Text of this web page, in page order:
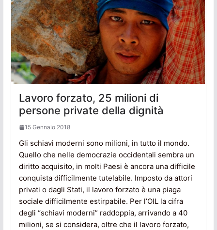
Lavoro forzato, 25 milioni di
persone private della dignità
15 Gennaio 2018
Gli schiavi moderni sono milioni, in tutto il mondo.
Quello che nelle democrazie occidentali sembra un
diritto acquisito, in molti Paesi è ancora una difficile
conquista difficilmente tutelabile. Imposto da attori
privati o dagli Stati, il lavoro forzato è una piaga
sociale difficilmente estirpabile. Per l’OIL la cifra
degli “schiavi moderni” raddoppia, arrivando a 40
milioni, se si considera, oltre che il lavoro forzato,